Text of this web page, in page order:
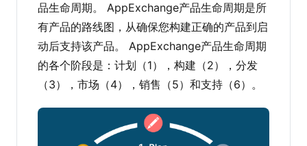
品生命周期。 AppExchange产品生命周期是所
有产品的路线图，从确保您构建正确的产品到启
动后支持该产品。 AppExchange产品生命周期
的各个阶段是：计划（1），构建（2），分发
（3），市场（4），销售（5）和支持（6）。